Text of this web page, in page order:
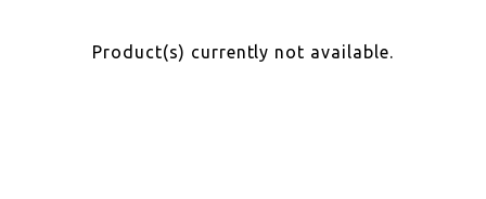
Product(s) currently not available.